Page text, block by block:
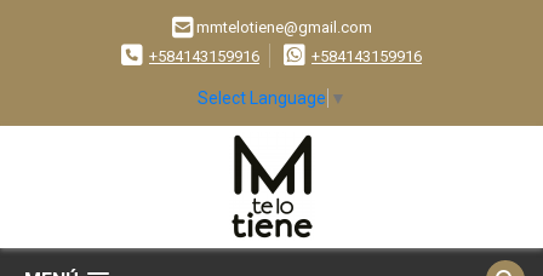
mmtelotiene@gmail.com
+584143159916
+584143159916
Select Language ▼